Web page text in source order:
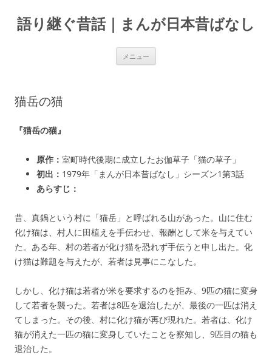
テ
ン
語り継ぐ昔話｜まんが日本昔ばなし
メニュー
猫岳の猫
『猫岳の猫』
原作： 室町時代後期に成立したお伽草子「猫の草子」
初出： 1979年「まんが日本昔ばなし」シーズン1第3話
あらすじ：
昔、真鍋という村に「猫岳」と呼ばれる山があった。山に住む
化け猫は、村人に田植えを手伝わせ、報酬として米を与えてい
た。ある年、村の若者が化け猫を恐れず手伝うと申し出た。化
け猫は難題を与えたが、若者は見事にこなした。
しかし、化け猫は若者が米を要求するのを拒み、9匹の猫に変身
して若者を襲った。若者は8匹を退治したが、最後の一匹は消え
てしまった。その後、村に化け猫が再び現れた。若者は、化け
猫が消えた一匹の猫に変身していたことを察知し、9匹目の猫も
退治した。